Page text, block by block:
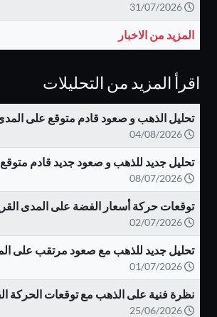
المزيد من الاخبار
اقرأ المزيد من التحليلات
تحليل الذهب و صعود قادم متوقع على
تحليل جديد للذهب و صعود جديد قادم متوقع
توقعات حركة أسعار الفضة على المدى
تحليل جديد للذهب مع صعود مرتقب على
نظرة فنية على الذهب مع توقعات الحركة